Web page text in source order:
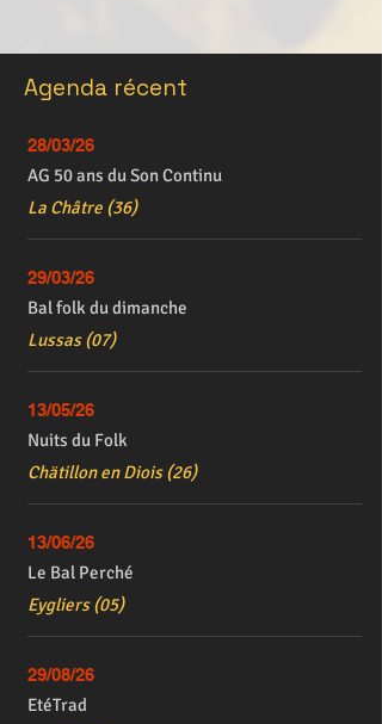
Agenda récent
28/03/26
AG 50 ans du Son Continu
La Châtre (36)
29/03/26
Bal folk du dimanche
Lussas (07)
13/05/26
Nuits du Folk
Chätillon en Diois (26)
13/06/26
Le Bal Perché
Eygliers (05)
29/08/26
EtéTrad